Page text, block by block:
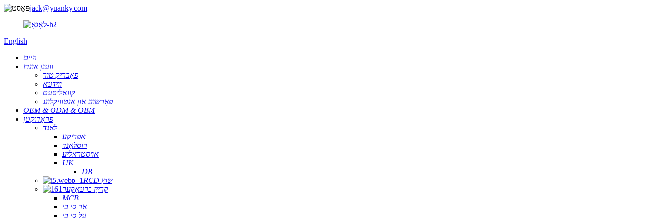
jack@yuanky.com
English
היים
וועגן אונדז
פאַבריק טור
ווידעא
קוואַליטעט
פאָרשונג און אַנטוויקלונג
OEM & ODM & OBM
פּראָדוקטן
לאַנד
אפריקע
רוסלאַנד
אויסטראליע
UK
DB
RCD שוץ
קרייַז ברעאַקער
MCB
אר סי בי
על סי בי